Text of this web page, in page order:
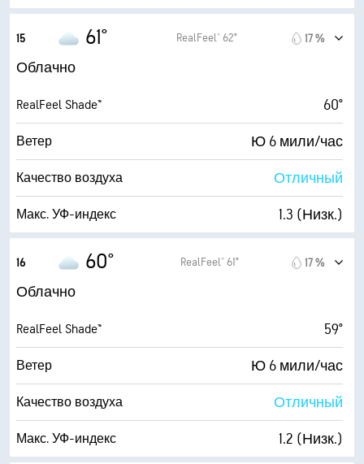
Влажность
Точка росы 53° F
AccuLumen Brightness Index™ 1 (Темно)
Облачность 96 %
Видимость 10 мили
15 61° RealFeel® 62° 17 %
Облачно
RealFeel Shade™ 60°
Ветер Ю 6 мили/час
Качество воздуха Отличный
Макс. УФ-индекс 1.3 (Низк.)
Влажность
Точка росы 53° F
AccuLumen Brightness Index™ 2 (Темно)
Облачность 92 %
Видимость 10 мили
16 60° RealFeel® 61° 17 %
Облачно
RealFeel Shade™ 59°
Ветер Ю 6 мили/час
Качество воздуха Отличный
Макс. УФ-индекс 1.2 (Низк.)